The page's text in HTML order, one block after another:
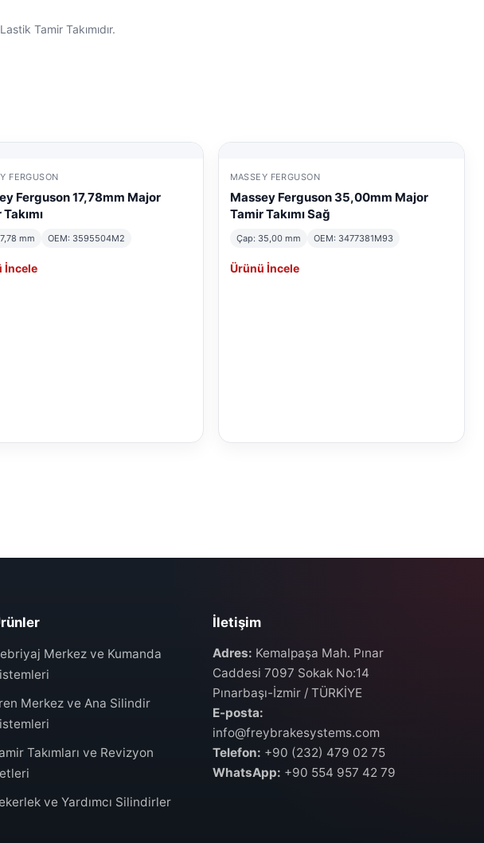
Tamir Takımıdır.
FERGUSON
Ferguson 17,78mm Major
Takımı
mm OEM: 3595504M2
İncele
MASSEY FERGUSON
Massey Ferguson 35,00mm Major
Tamir Takımı Sağ
Çap: 35,00 mm OEM: 3477381M93
Ürünü İncele
Merkez ve Kumanda
Merkez ve Ana Silindir
Takımları ve Revizyon
ve Yardımcı Silindirler
İletişim
Adres: Kemalpaşa Mah. Pınar
Caddesi 7097 Sokak No:14
Pınarbaşı-İzmir / TÜRKİYE
E-posta:
info@freybrakesystems.com
Telefon: +90 (232) 479 02 75
WhatsApp: +90 554 957 42 79